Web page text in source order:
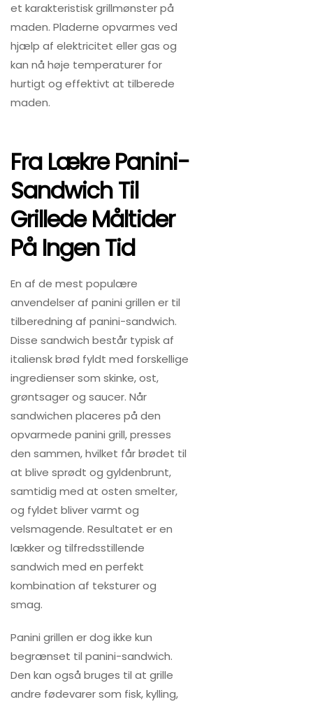
et karakteristisk grillmønster på
maden. Pladerne opvarmes ved
hjælp af elektricitet eller gas og
kan nå høje temperaturer for
hurtigt og effektivt at tilberede
maden.
Fra Lækre Panini-
Sandwich Til
Grillede Måltider
På Ingen Tid
En af de mest populære
anvendelser af panini grillen er til
tilberedning af panini-sandwich.
Disse sandwich består typisk af
italiensk brød fyldt med forskellige
ingredienser som skinke, ost,
grøntsager og saucer. Når
sandwichen placeres på den
opvarmede panini grill, presses
den sammen, hvilket får brødet til
at blive sprødt og gyldenbrunt,
samtidig med at osten smelter,
og fyldet bliver varmt og
velsmagende. Resultatet er en
lækker og tilfredsstillende
sandwich med en perfekt
kombination af teksturer og
smag.
Panini grillen er dog ikke kun
begrænset til panini-sandwich.
Den kan også bruges til at grille
andre fødevarer som fisk, kylling,